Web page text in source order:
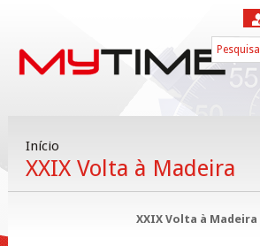
Início
XXIX Volta à Madeira
XXIX Volta à Madeira